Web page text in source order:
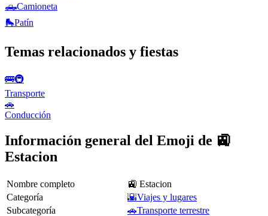
🛻Camioneta
🛼Patín
Temas relacionados y fiestas
🚌🚇
Transporte
🚗
Conducción
Información general del Emoji de 🚉
Estacion
Nombre completo
🚉 Estacion
Categoría
🌇Viajes y lugares
Subcategoría
🚗Transporte terrestre